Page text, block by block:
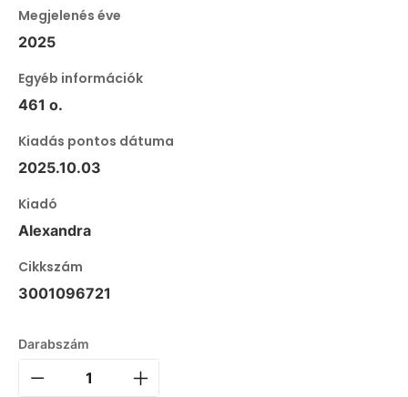
Megjelenés éve
2025
Egyéb információk
461 o.
Kiadás pontos dátuma
2025.10.03
Kiadó
Alexandra
Cikkszám
3001096721
Darabszám